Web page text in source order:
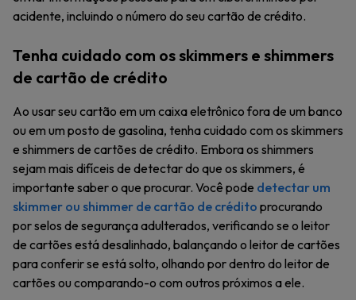
acidente, incluindo o número do seu cartão de crédito.
Tenha cuidado com os skimmers e shimmers
de cartão de crédito
Ao usar seu cartão em um caixa eletrônico fora de um banco
ou em um posto de gasolina, tenha cuidado com os skimmers
e shimmers de cartões de crédito. Embora os shimmers
sejam mais difíceis de detectar do que os skimmers, é
importante saber o que procurar. Você pode detectar um
skimmer ou shimmer de cartão de crédito procurando
por selos de segurança adulterados, verificando se o leitor
de cartões está desalinhado, balançando o leitor de cartões
para conferir se está solto, olhando por dentro do leitor de
cartões ou comparando-o com outros próximos a ele.